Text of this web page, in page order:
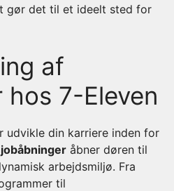
gør det til et ideelt sted for
af
hos 7-Eleven
udvikle din karriere inden for
åbner døren til
arbejdsmiljø. Fra
til